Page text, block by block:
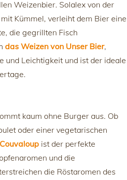
Weizenbier. Solalex von der
Kümmel, verleiht dem Bier eine
die gegrillten Fisch
das Weizen von Unser Bier,
und Leichtigkeit und ist der ideale
kaum ohne Burger aus. Ob
oder einer vegetarischen
ist der perfekte
und die
die Röstaromen des